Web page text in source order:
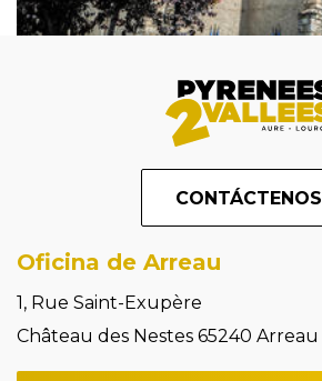
CONTÁCTENOS
Oficina de Arreau
1, Rue Saint-Exupère
Château des Nestes 65240 Arreau